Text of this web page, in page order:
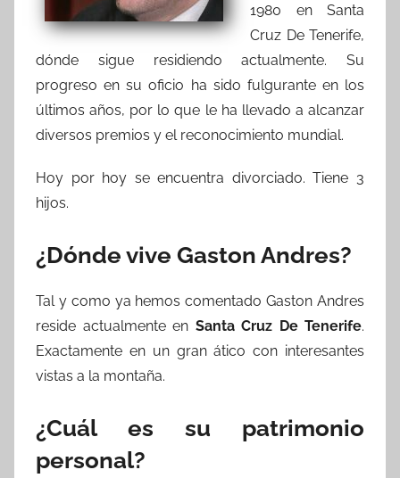
1980 en Santa
Cruz De Tenerife,
dónde sigue residiendo actualmente. Su
progreso en su oficio ha sido fulgurante en los
últimos años, por lo que le ha llevado a alcanzar
diversos premios y el reconocimiento mundial.
Hoy por hoy se encuentra divorciado. Tiene 3
hijos.
¿Dónde vive Gaston Andres?
Tal y como ya hemos comentado Gaston Andres
reside actualmente en Santa Cruz De Tenerife.
Exactamente en un gran ático con interesantes
vistas a la montaña.
¿Cuál es su patrimonio
personal?